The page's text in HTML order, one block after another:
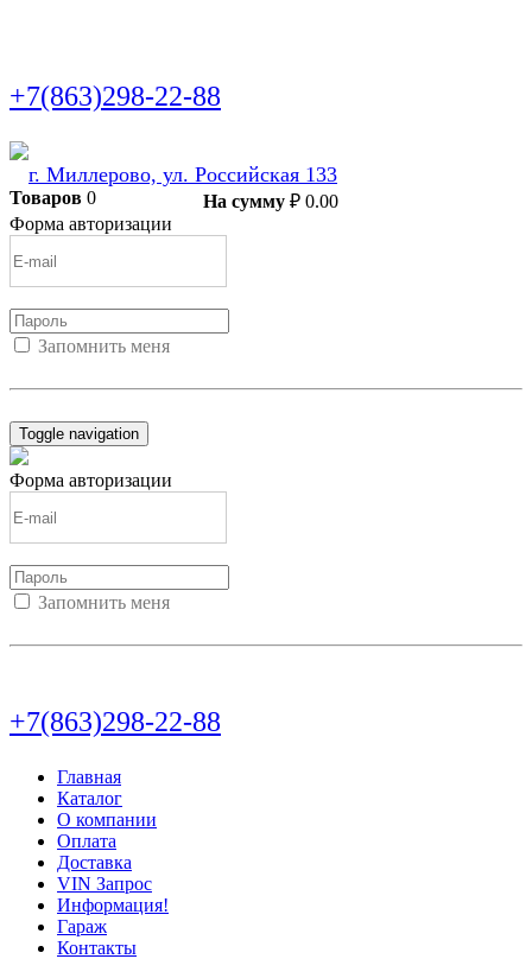
+7(863)298-22-88
г. Миллерово, ул. Российская 133
Товаров 0 На сумму ₽ 0.00
Форма авторизации
Запомнить меня
Toggle navigation
Форма авторизации
Запомнить меня
+7(863)298-22-88
Главная
Каталог
О компании
Оплата
Доставка
VIN Запрос
Информация!
Гараж
Контакты